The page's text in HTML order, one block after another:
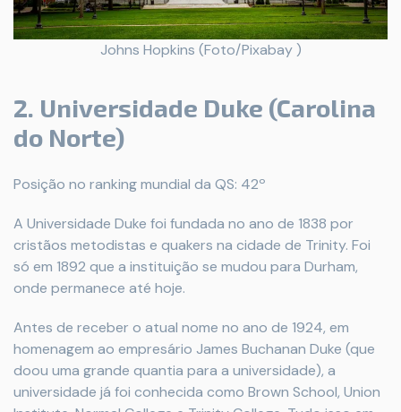
Johns Hopkins (Foto/Pixabay )
2. Universidade Duke (Carolina
do Norte)
Posição no ranking mundial da QS: 42º
A Universidade Duke foi fundada no ano de 1838 por
cristãos metodistas e quakers na cidade de Trinity. Foi
só em 1892 que a instituição se mudou para Durham,
onde permanece até hoje.
Antes de receber o atual nome no ano de 1924, em
homenagem ao empresário James Buchanan Duke (que
doou uma grande quantia para a universidade), a
universidade já foi conhecida como Brown School, Union